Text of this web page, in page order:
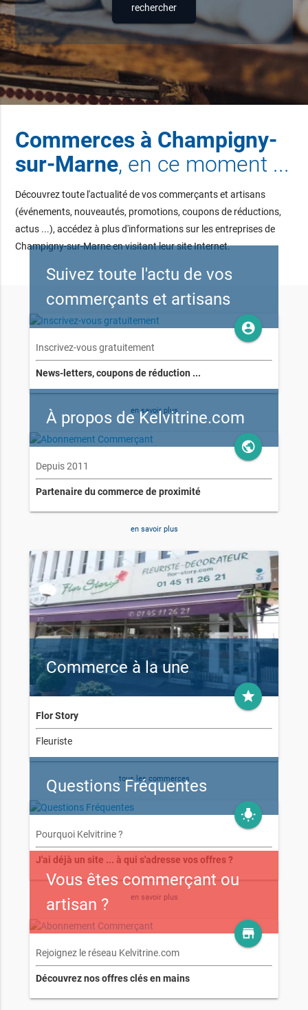
Commerces à Champigny-
sur-Marne, en ce moment ...
Découvrez toute l'actualité de vos commerçants et artisans
(événements, nouveautés, promotions, coupons de réductions,
actus ...), accédez à plus d'informations sur les entreprises de
Champigny-sur-Marne en visitant leur site Internet.
Suivez toute l'actu de vos
commerçants et artisans
account_circle
Inscrivez-vous gratuitement
News-letters, coupons de réduction ...
en savoir plus
À propos de Kelvitrine.com
public
Depuis 2011
Partenaire du commerce de proximité
en savoir plus
Commerce à la une
grade
Flor Story
Fleuriste
tous les commerces
Questions Fréquentes
wb_incandescent
Pourquoi Kelvitrine ?
J'ai déjà un site ... à qui s'adresse vos offres ?
en savoir plus
Vous êtes commerçant ou
artisan ?
store
Rejoignez le réseau Kelvitrine.com
Découvrez nos offres clés en mains